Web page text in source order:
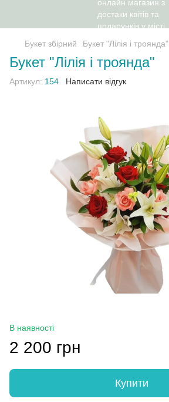
Букет збірний Букет "Лілія і троянда"
Букет "Лілія і троянда"
Артикул: 154 Написати відгук
В наявності
2 200 грн
Купити